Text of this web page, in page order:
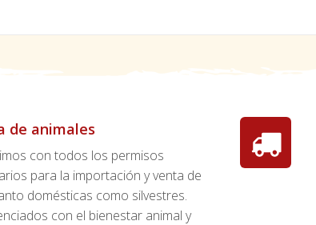
de animales
con todos los permisos
para la importación y venta de
domésticas como silvestres.
con el bienestar animal y